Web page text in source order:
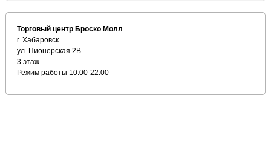
Торговый центр Броско Молл
г. Хабаровск
ул. Пионерская 2В
3 этаж
Режим работы 10.00-22.00